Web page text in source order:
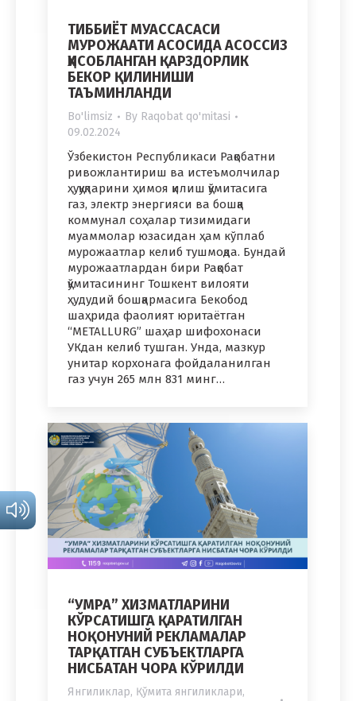
ТИББИЁТ МУАССАСАСИ
МУРОЖААТИ АСОСИДА АСОССИЗ
ҲИСОБЛАНГАН ҚАРЗДОРЛИК
БЕКОР ҚИЛИНИШИ
ТАЪМИНЛАНДИ
Bo'limsiz By Raqobat qo'mitasi
09.02.2024
Ўзбекистон Республикаси Рақобатни
ривожлантириш ва истеъмолчилар
ҳуқуқларини ҳимоя қилиш қўмитасига
газ, электр энергияси ва бошқа
коммунал соҳалар тизимидаги
муаммолар юзасидан ҳам кўплаб
мурожаатлар келиб тушмоқда. Бундай
мурожаатлардан бири Рақобат
қўмитасининг Тошкент вилояти
ҳудудий бошқармасига Бекобод
шаҳрида фаолият юритаётган
“METALLURG” шаҳар шифохонаси
УКдан келиб тушган. Унда, мазкур
унитар корхонага фойдаланилган
газ учун 265 млн 831 минг…
“УМРА” ХИЗМАТЛАРИНИ
КЎРСАТИШГА ҚАРАТИЛГАН
НОҚОНУНИЙ РЕКЛАМАЛАР
ТАРҚАТГАН СУБЪЕКТЛАРГА
НИСБАТАН ЧОРА КЎРИЛДИ
Янгиликлар, Қўмита янгиликлари,